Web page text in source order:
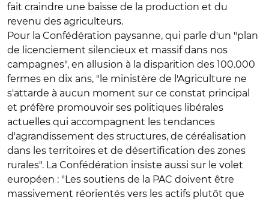
fait craindre une baisse de la production et du
revenu des agriculteurs.
Pour la Confédération paysanne, qui parle d'un "plan
de licenciement silencieux et massif dans nos
campagnes", en allusion à la disparition des 100.000
fermes en dix ans, "le ministère de l'Agriculture ne
s'attarde à aucun moment sur ce constat principal
et préfère promouvoir ses politiques libérales
actuelles qui accompagnent les tendances
d'agrandissement des structures, de céréalisation
dans les territoires et de désertification des zones
rurales". La Confédération insiste aussi sur le volet
européen : "Les soutiens de la PAC doivent être
massivement réorientés vers les actifs plutôt que